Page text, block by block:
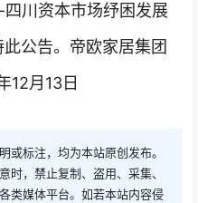
川资本市场纾困发展
公告。帝欧家居集团
12月13日
或标注，均为本站原创发布。
时，禁止复制、盗用、采集、
类媒体平台。如若本站内容侵